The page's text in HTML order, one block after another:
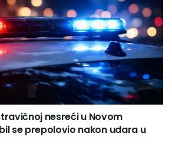
nesreći u Novom
se prepolovio nakon udara u